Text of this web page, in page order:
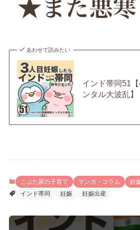
あわせて読みたい
インド帯同51
ンタル大波乱】
こぶた家の子育て マンガ・コラム
妊
インド帯同
妊娠 妊娠出産